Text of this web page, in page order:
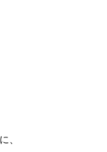
、